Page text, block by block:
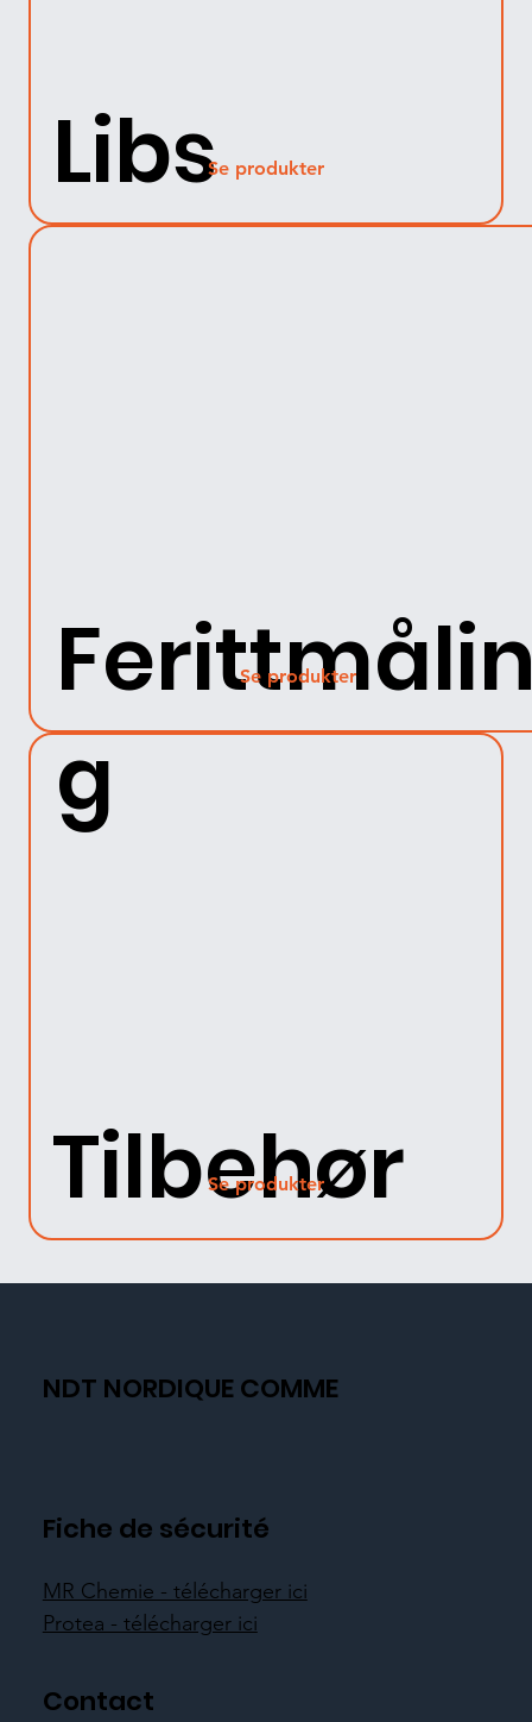
LibsSe produkter
g
Se produkter
Tilbehør
Se produkter
NDT NORDIQUE COMME
Fiche de sécurité
MR Chemie - télécharger ici
Protea - télécharger ici
Contact